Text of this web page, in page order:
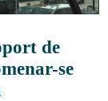
de
se